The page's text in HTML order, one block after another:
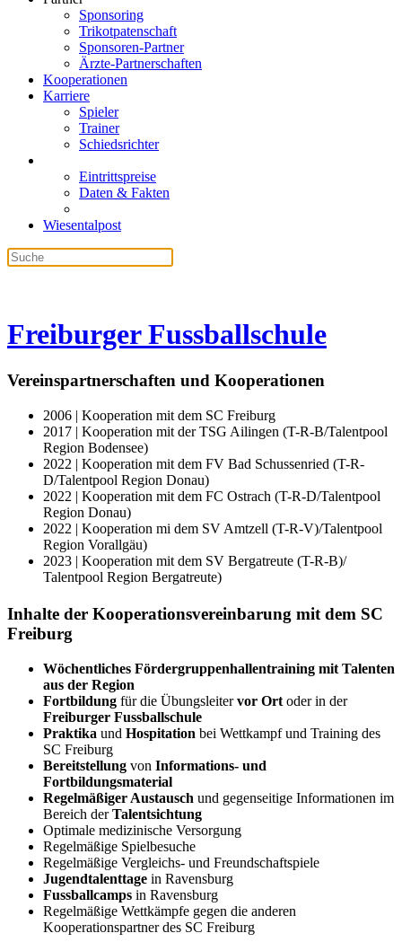
Sponsoring
Trikotpatenschaft
Sponsoren-Partner
Ärzte-Partnerschaften
Kooperationen
Karriere
Spieler
Trainer
Schiedsrichter
Eintrittspreise
Daten & Fakten
Wiesentalpost
Freiburger Fussballschule
Vereinspartnerschaften und Kooperationen
2006 | Kooperation mit dem SC Freiburg
2017 | Kooperation mit der TSG Ailingen (T-R-B/Talentpool
Region Bodensee)
2022 | Kooperation mit dem FV Bad Schussenried (T-R-
D/Talentpool Region Donau)
2022 | Kooperation mit dem FC Ostrach (T-R-D/Talentpool
Region Donau)
2022 | Kooperation mi dem SV Amtzell (T-R-V)/Talentpool
Region Vorallgäu)
2023 | Kooperation mit dem SV Bergatreute (T-R-B)/
Talentpool Region Bergatreute)
Inhalte der Kooperationsvereinbarung mit dem SC
Freiburg
Wöchentliches Fördergruppenhallentraining mit Talenten
aus der Region
Fortbildung für die Übungsleitervor Ort oder in der
Freiburger Fussballschule
Praktika und Hospitation bei Wettkampf und Training des
SC Freiburg
Bereitstellung von Informations- und
Fortbildungsmaterial
Regelmäßiger Austausch und gegenseitige Informationen im
Bereich derTalentsichtung
Optimale medizinische Versorgung
Regelmäßige Spielbesuche
Regelmäßige Vergleichs- und Freundschaftspiele
Jugendtalenttage in Ravensburg
Fussballcamps in Ravensburg
Regelmäßige Wettkämpfe gegen die anderen
Kooperationspartner des SC Freiburg